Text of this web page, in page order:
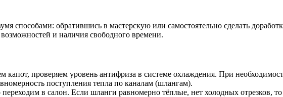
способами: обратившись в мастерскую или самостоятельно сделать
и наличия свободного времени.
проверяем уровень антифриза в системе охлаждения. При
поступления тепла по каналам (шлангам).
в салон. Если шланги равномерно тёплые, нет холодных отрезков,